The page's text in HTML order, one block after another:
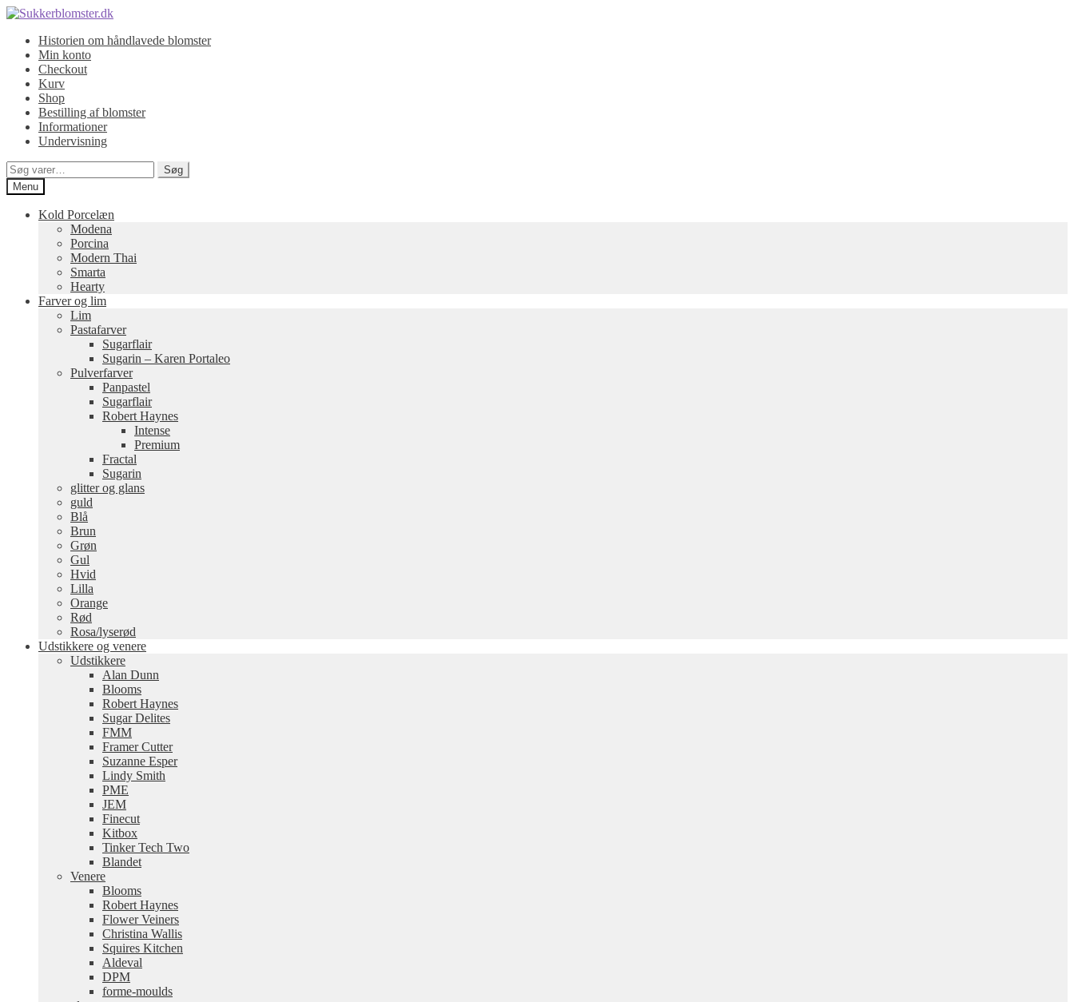
Spring
navigation
Spring
indholdHistorien om håndlavede blomster
Min konto
Checkout
Kurv
Shop
Bestilling af blomster
Informationer
Undervisning
Søg
efter:
Søg
Menu
Kold Porcelæn
Modena
Porcina
Modern Thai
Smarta
Hearty
Farver og lim
Lim
Pastafarver
Sugarflair
Sugarin – Karen Portaleo
Pulverfarver
Panpastel
Sugarflair
Robert Haynes
Intense
Premium
Fractal
Sugarin
glitter og glans
guld
Blå
Brun
Grøn
Gul
Hvid
Lilla
Orange
Rød
Rosa/lyserød
Udstikkere og venere
Udstikkere
Alan Dunn
Blooms
Robert Haynes
Sugar Delites
FMM
Framer Cutter
Suzanne Esper
Lindy Smith
PME
JEM
Finecut
Kitbox
Tinker Tech Two
Blandet
Venere
Blooms
Robert Haynes
Flower Veiners
Christina Wallis
Squires Kitchen
Aldeval
DPM
forme-moulds